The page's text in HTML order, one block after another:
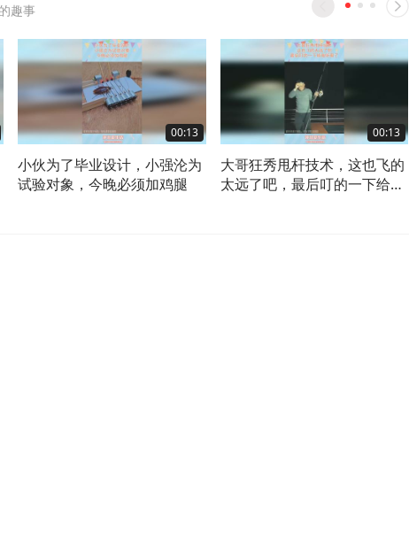
趣事
00:13
小伙为了毕业设计，小强沦为
试验对象，今晚必须加鸡腿
00:13
大哥狂秀甩杆技术，这也飞的
太远了吧，最后叮的一下给我